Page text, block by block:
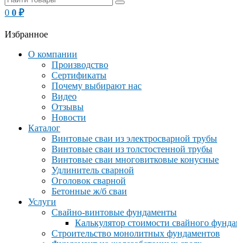
0 0 ₽
Избранное
О компании
Производство
Сертификаты
Почему выбирают нас
Видео
Отзывы
Новости
Каталог
Винтовые сваи из электросварной трубы
Винтовые сваи из толстостенной трубы
Винтовые сваи многовитковые конусные
Удлинитель сварной
Оголовок сварной
Бетонные ж/б сваи
Услуги
Свайно-винтовые фундаменты
Калькулятор стоимости свайного
Строительство монолитных фундаментов